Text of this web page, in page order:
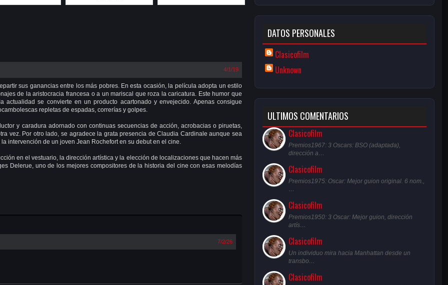
4/1/19
sus ganancias entre los más pobres. En esta ocasión, la película adopta un estilo
de la aristocracia francesa o a un mariscal que roza la caricatura. Este humor que
se convierte en un producto acartonado y envejecido. Apenas consigue
repletas de espadas, correrías y golpes.
y caradura adornado con continuas secuencias de acción, acrobacias o piruetas,
vez. Por otro lado, se agradece la grata presencia de Claudia Cardinale aunque sea
intervención de un joven Jean Rochefort en su debut en el cine.
en el vestuario, la dirección artística y la elección de localizaciones que hacen más
Delerue, uno de los mejores compositores de la historia del cine con esas melodías
7/2/26
DATOS PERSONALES
Clasicofilm
Unknown
ULTIMOS COMENTARIOS
Clasicofilm
Premios1967: 3 Oscars: BSO (adaptada),
dirección a…
Clasicofilm
Premios1975: Oscar: Mejor guion original. 6 nom.,
Clasicofilm
Premios1950: 3 Oscar: Mejor guion, dirección
artís…
Clasicofilm
Un individuo mira hacia Manhattan desde un
transbo…
Clasicofilm